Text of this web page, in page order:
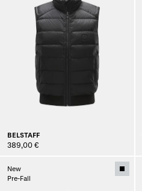
BELSTAFF
389,00 €
New
Pre-Fall